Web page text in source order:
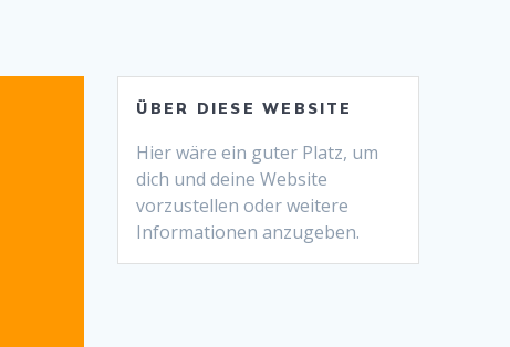
ÜBER DIESE WEBSITE
Hier wäre ein guter Platz, um
dich und deine Website
vorzustellen oder weitere
Informationen anzugeben.